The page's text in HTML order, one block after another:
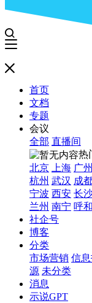
首页
文档
专题
会议
全部 直播间
热
北京
上海 广州
杭州 武汉 成
宁波 西安 长
兰州 南宁 呼
社企号
博客
分类
市场营销 信
源 未分类
消息
示说GPT